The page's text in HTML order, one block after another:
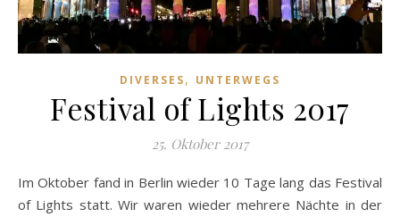
DIVERSES, UNTERWEGS
Festival of Lights 2017
25. Oktober 2017
Im Oktober fand in Berlin wieder 10 Tage lang das Festival
of Lights statt. Wir waren wieder mehrere Nächte in der